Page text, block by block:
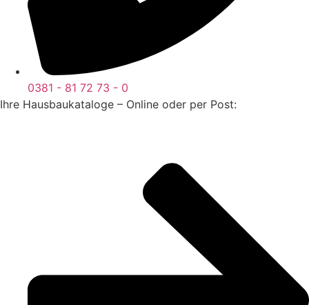
0381 - 81 72 73 - 0
Ihre Hausbaukataloge – Online oder per Post: